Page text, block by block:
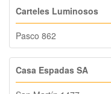
Carteles Luminosos
Pasco 862
Casa Espadas SA